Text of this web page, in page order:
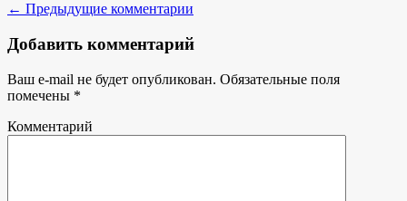
← Предыдущие комментарии
Добавить комментарий
Ваш e-mail не будет опубликован. Обязательные поля
помечены *
Комментарий